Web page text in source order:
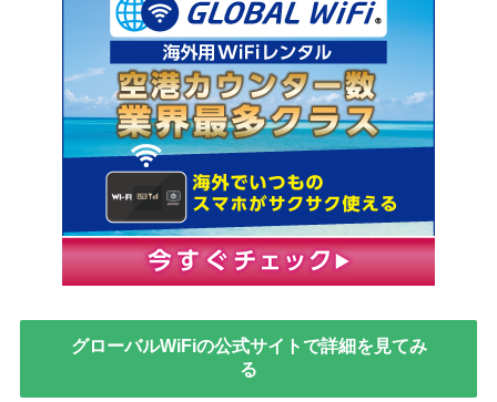
グローバルWiFiの公式サイトで詳細を見てみ
る